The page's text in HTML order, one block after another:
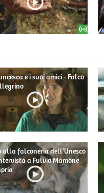
e i suoi amici - Falco
alla falconeria dell'Unesco
a Fulvio Mamone